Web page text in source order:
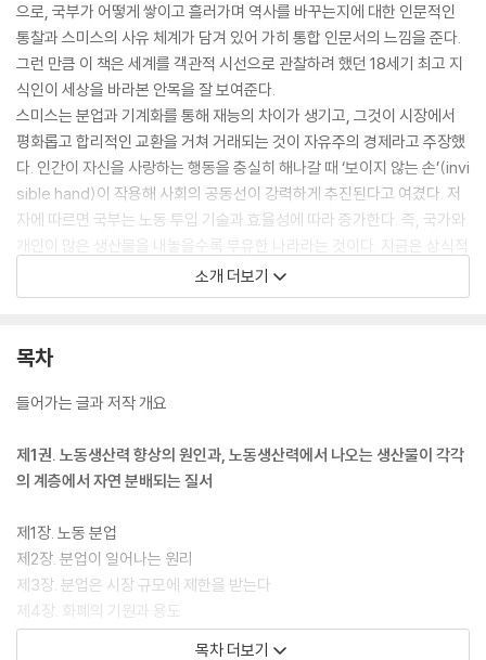
으로, 국부가 어떻게 쌓이고 흘러가며 역사를 바꾸는지에 대한 인문적인
통찰과 스미스의 사유 체계가 담겨 있어 가히 통합 인문서의 느낌을 준다.
그런 만큼 이 책은 세계를 객관적 시선으로 관찰하려 했던 18세기 최고 지
식인이 세상을 바라본 안목을 잘 보여준다.
스미스는 분업과 기계화를 통해 재능의 차이가 생기고, 그것이 시장에서
평화롭고 합리적인 교환을 거쳐 거래되는 것이 자유주의 경제라고 주장했
다. 인간이 자신을 사랑하는 행동을 충실히 해나갈 때 ‘보이지 않는 손’(invi
sible hand)이 작용해 사회의 공동선이 강력하게 추진된다고 여겼다. 저
자에 따르면 국부는 노동 투입 기술과 효율성에 따라 증가한다. 즉, 국가와
개인이 많은 생산물을 내놓을수록 부유한 나라라는 것이다. 지금은 상식적
인 생각이지만, 금은의 축적을 국부의 핵심이라고 여긴 스미스 당시의 중
상주의 시대에는 새롭고 혁명적인 사상이었다.
이래 산업 발달의 역사를 개관하고, 4권은 중상주의와 중농주의 경제 이론
원(세금과 공채)에 대해 기술하면서 법학과 정치학까지 섭렵한다.
대하고 난해한 원문 전체를 쉽고 명확하게 옮겼을 뿐만 아니라, 마음만 먹
으면 청소년도 읽어나갈 수 있을 정도로 가독성 높게 글을 다듬었다. 더 깊
준 높은 해제를 제공해 “한번 붙잡으면 끝까지 읽을 수 있는 책”이 되도록
했다. 시대 흐름을 주도하고, 전략적인 사고를 하기로 유명한 일론 머스크
가 “내 인생 최고의 책이다!”라고 극찬을 아끼지 않은 이유를 알 수 있을
것이다.
소개 더보기
목차
들어가는 글과 저작 개요
제1권. 노동생산력 향상의 원인과, 노동생산력에서 나오는 생산물이 각각
의 계층에서 자연 분배되는 질서
제1장. 노동 분업
제2장. 분업이 일어나는 원리
제3장. 분업은 시장 규모에 제한을 받는다
제4장. 화폐의 기원과 용도
제5장. 상품의 실질가격과 명목가격 혹은 상품의 노동가격과 화폐가격
목차 더보기